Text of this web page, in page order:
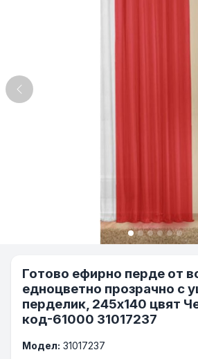
Previous
Готово ефирно перде от
едноцветно прозрачно с
перделик, 245х140 цвят
код-61000 31017237
Модел: 31017237